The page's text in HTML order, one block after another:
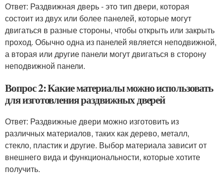
Ответ: Раздвижная дверь - это тип двери, которая
состоит из двух или более панелей, которые могут
двигаться в разные стороны, чтобы открыть или закрыть
проход. Обычно одна из панелей является неподвижной,
а вторая или другие панели могут двигаться в сторону
неподвижной панели.
Вопрос 2: Какие материалы можно использовать
для изготовления раздвижных дверей
Ответ: Раздвижные двери можно изготовить из
различных материалов, таких как дерево, металл,
стекло, пластик и другие. Выбор материала зависит от
внешнего вида и функциональности, которые хотите
получить.